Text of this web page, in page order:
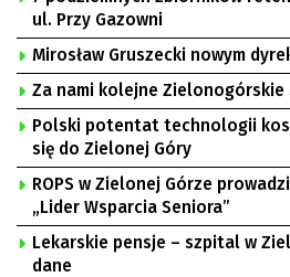
ul. Przy Gazowni
Mirosław Gruszecki nowym
Za nami kolejne Zielonogórskie
Polski potentat technologii
się do Zielonej Góry
ROPS w Zielonej Górze
„Lider Wsparcia Seniora”
Lekarskie pensje – szpital w
dane